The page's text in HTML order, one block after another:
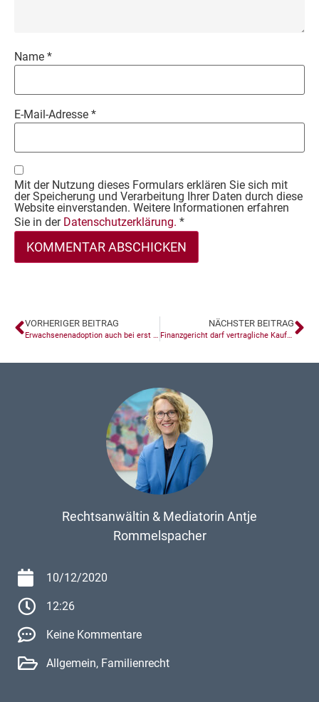
Name *
E-Mail-Adresse *
Mit der Nutzung dieses Formulars erklären Sie sich mit
der Speicherung und Verarbeitung Ihrer Daten durch diese
Website einverstanden. Weitere Informationen erfahren
Sie in der Datenschutzerklärung. *
VORHERIGER BEITRAG
Erwachsenenadoption auch bei erst kurzem „Kennen“
NÄCHSTER BEITRAG
Finanzgericht darf vertragliche Kaufpreisaufteilung auf Grund und Gebäude nicht ohne Weiteres ersetzen
Rechtsanwältin & Mediatorin Antje
Rommelspacher
10/12/2020
12:26
Keine Kommentare
Allgemein, Familienrecht